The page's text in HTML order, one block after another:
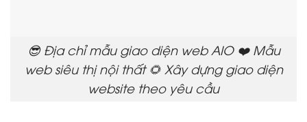
😎 Địa chỉ mẫu giao diện web AIO ❤️ Mẫu
web siêu thị nội thất 🌻 Xây dựng giao diện
website theo yêu cầu